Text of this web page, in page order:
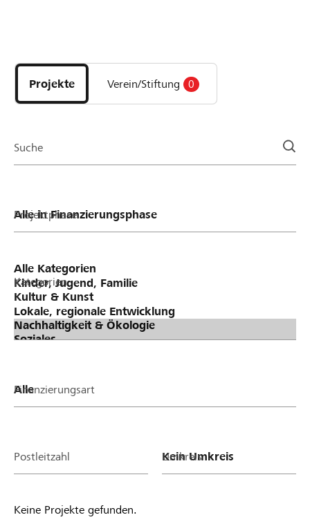
DE FR IT
Projekte
und
Organisationen
Projekte Verein/Stiftung 0
Suche
Projektphase
Kategorien
Finanzierungsart
Postleitzahl Umkreis
Keine Projekte gefunden.